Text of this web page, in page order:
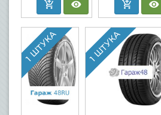
1 ШТУКА 1 ШТУКА